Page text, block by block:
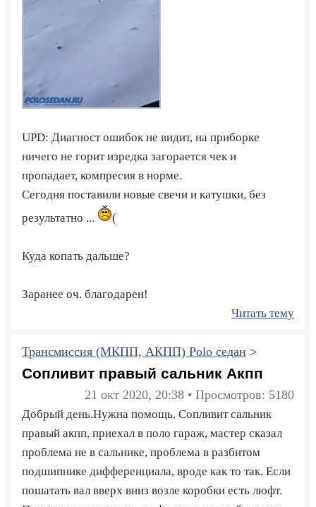
UPD: Диагност ошибок не видит, на приборке
ничего не горит изредка загорается чек и
пропадает, компресия в норме.
Сегодня поставили новые свечи и катушки, без
результатно ...
(
Куда копать дальше?
Заранее оч. благодарен!
Читать тему
Трансмиссия (МКПП, АКПП) Polo седан >
Сопливит правый сальник Акпп
21 окт 2020, 20:38 • Просмотров: 5180
Добрый день.Нужна помощь. Сопливит сальник
правый акпп, приехал в поло гараж, мастер сказал
проблема не в сальнике, проблема в разбитом
подшипнике дифференциала, вроде как то так. Если
пошатать вал вверх вниз возле коробки есть люфт.